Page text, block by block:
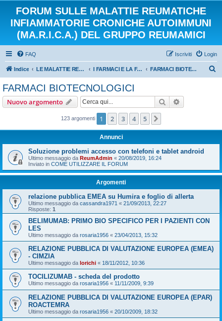
FORUM SULLE MALATTIE REUMATICHE
INFIAMMATORIE CRONICHE AUTOIMMUNI
(MA.R.I.C.A.) DEL GRUPPO REUMAMICI
FAQ Login
Iscriviti
Indice LE MALATTIE REUMATICHE INFIAMMATORIE CRONICHE AUTOIMMUNI I FARMACI E LA FARMACOVIGILANZA FARMACI BIOTECNOLOGICI
FARMACI BIOTECNOLOGICI
Nuovo argomento Cerca
123 argomenti 1 2 3 4 5
Annunci
Soluzione problemi accesso con telefoni e tablet android
Ultimo messaggio da ReumAdmin « 20/08/2019, 16:24
Inviato in COME UTILIZZARE IL FORUM
Argomenti
relazione pubblica EMEA su Humira e foglio di allerta
Ultimo messaggio da cassandra1971 « 21/09/2013, 22:27
Risposte: 1
BELIMUMAB: PRIMO BIO SPECIFICO PER I PAZIENTI CON
LES
Ultimo messaggio da rosaria1956 « 23/04/2013, 15:32
RELAZIONE PUBBLICA DI VALUTAZIONE EUROPEA (EMEA)
- CIMZIA
Ultimo messaggio da lorichi « 18/11/2012, 10:36
TOCILIZUMAB - scheda del prodotto
Ultimo messaggio da rosaria1956 « 11/11/2009, 9:39
RELAZIONE PUBBLICA DI VALUTAZIONE EUROPEA (EPAR)
ROACTEMRA
Ultimo messaggio da rosaria1956 « 20/10/2009, 18:32